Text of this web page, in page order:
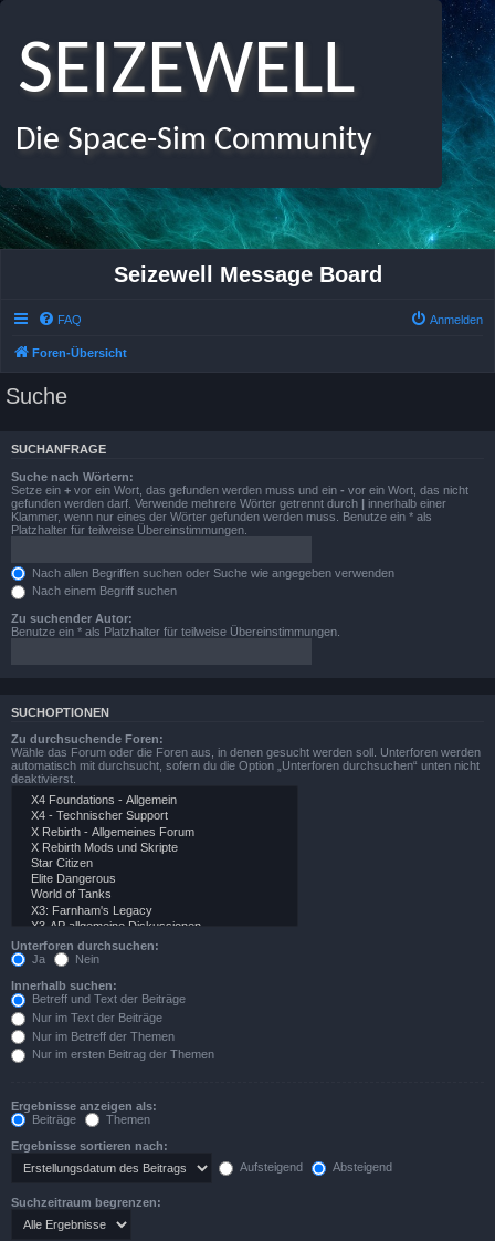
SEIZEWELL
Die Space-Sim Community
Seizewell Message Board
FAQ Anmelden
Foren-Übersicht
Suche
SUCHANFRAGE
Suche nach Wörtern:
Setze ein + vor ein Wort, das gefunden werden muss und ein - vor ein Wort, das nicht
gefunden werden darf. Verwende mehrere Wörter getrennt durch | innerhalb einer
Klammer, wenn nur eines der Wörter gefunden werden muss. Benutze ein * als
Platzhalter für teilweise Übereinstimmungen.
Nach allen Begriffen suchen oder Suche wie angegeben verwenden
Nach einem Begriff suchen
Zu suchender Autor:
Benutze ein * als Platzhalter für teilweise Übereinstimmungen.
SUCHOPTIONEN
Zu durchsuchende Foren:
Wähle das Forum oder die Foren aus, in denen gesucht werden soll. Unterforen werden
automatisch mit durchsucht, sofern du die Option „Unterforen durchsuchen“ unten nicht
deaktivierst.
Unterforen durchsuchen:
Ja
Nein
Innerhalb suchen:
Betreff und Text der Beiträge
Nur im Text der Beiträge
Nur im Betreff der Themen
Nur im ersten Beitrag der Themen
Ergebnisse anzeigen als:
Beiträge
Themen
Ergebnisse sortieren nach:
Aufsteigend
Absteigend
Suchzeitraum begrenzen: